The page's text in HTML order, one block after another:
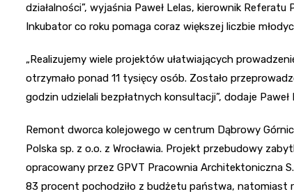
działalności”, wyjaśnia Paweł Lelas, kierownik
Inkubator co roku pomaga coraz większej liczbie
„Realizujemy wiele projektów ułatwiających
otrzymało ponad 11 tysięcy osób. Zostało
godzin udzielali bezpłatnych konsultacji”, dodaje Paweł
Remont dworca kolejowego w centrum Dąbrowy
Polska sp. z o.o. z Wrocławia. Projekt przebudowy
opracowany przez GPVT Pracownia Architektoniczna
83 procent pochodziło z budżetu państwa, natomiast